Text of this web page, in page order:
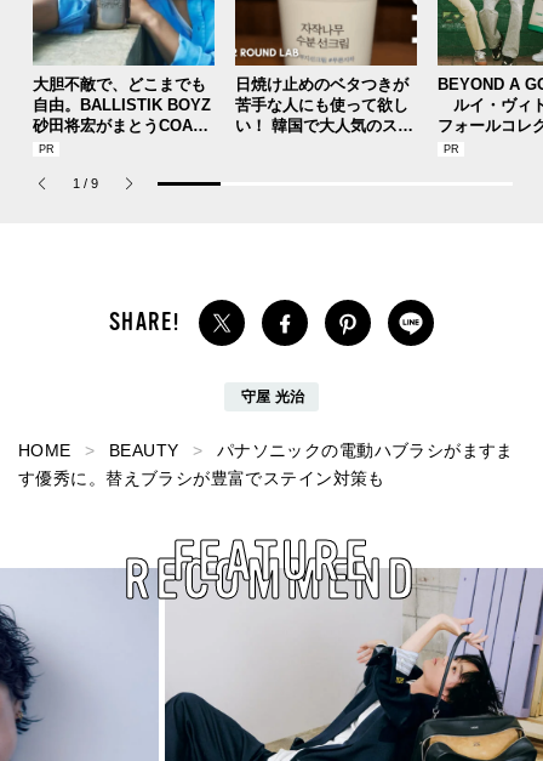
大胆不敵で、どこまでも
自由。BALLISTIK BOYZ
砂田将宏がまとうCOACH
の新作フレグランス「コ
パルファム」
日焼け止めのベタつきが
苦手な人にも使って欲し
い！ 韓国で大人気のスト
BEYOND A
ルイ・ヴィ
フォールコレ
描くプレッピ
1 / 9
守屋 光治
HOME BEAUTY
パナソニックの電動ハブラシがますま
す優秀に。替えブラシが豊富でステイン対策も
RECOMMEND
FEATURE